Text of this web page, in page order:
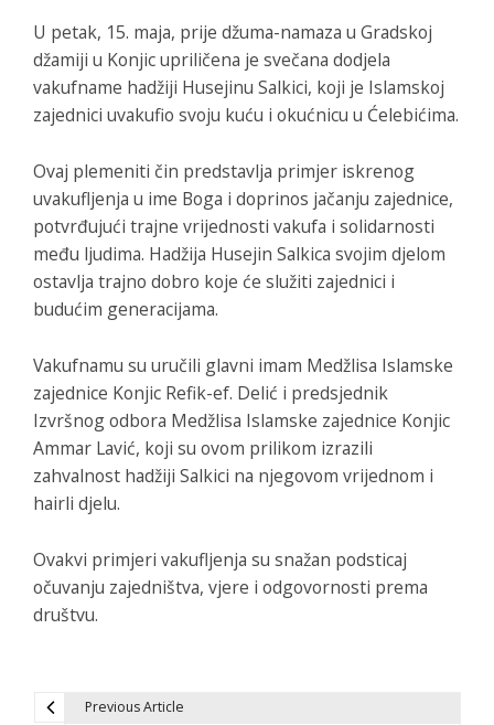
U petak, 15. maja, prije džuma-namaza u Gradskoj
džamiji u Konjic upriličena je svečana dodjela
vakufname hadžiji Husejinu Salkici, koji je Islamskoj
zajednici uvakufio svoju kuću i okućnicu u Ćelebićima.
Ovaj plemeniti čin predstavlja primjer iskrenog
uvakufljenja u ime Boga i doprinos jačanju zajednice,
potvrđujući trajne vrijednosti vakufa i solidarnosti
među ljudima. Hadžija Husejin Salkica svojim djelom
ostavlja trajno dobro koje će služiti zajednici i
budućim generacijama.
Vakufnamu su uručili glavni imam Medžlisa Islamske
zajednice Konjic Refik-ef. Delić i predsjednik
Izvršnog odbora Medžlisa Islamske zajednice Konjic
Ammar Lavić, koji su ovom prilikom izrazili
zahvalnost hadžiji Salkici na njegovom vrijednom i
hairli djelu.
Ovakvi primjeri vakufljenja su snažan podsticaj
očuvanju zajedništva, vjere i odgovornosti prema
društvu.
Previous Article